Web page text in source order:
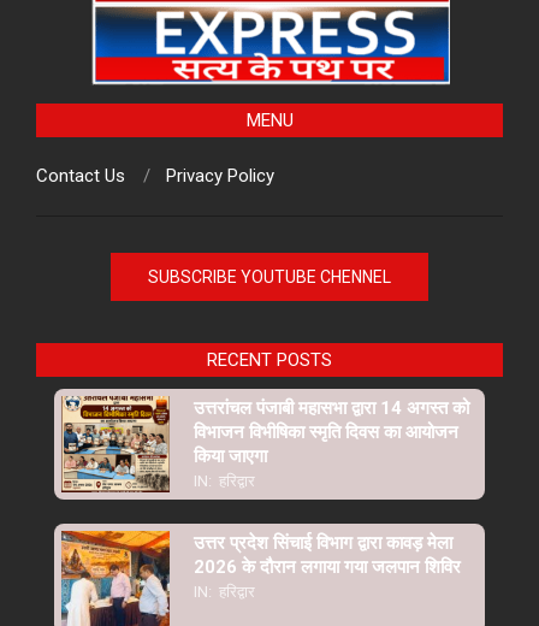
MENU
Contact Us Privacy Policy
SUBSCRIBE YOUTUBE CHENNEL
RECENT POSTS
उत्तरांचल पंजाबी महासभा द्वारा 14 अगस्त को
विभाजन विभीषिका स्मृति दिवस का आयोजन
किया जाएगा
IN: हरिद्वार
उत्तर प्रदेश सिंचाई विभाग द्वारा कावड़ मेला
2026 के दौरान लगाया गया जलपान शिविर
IN: हरिद्वार